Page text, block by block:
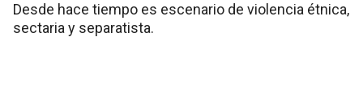
Desde hace tiempo es escenario de violencia étnica,
sectaria y separatista.